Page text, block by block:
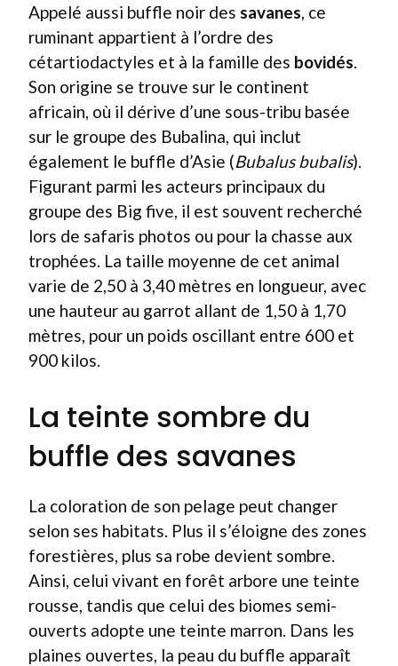
Appelé aussi buffle noir des savanes , ce
ruminant appartient à l’ordre des
cétartiodactyles et à la famille des bovidés
Son origine se trouve sur le continent
africain, où il dérive d’une sous-tribu basée
sur le groupe des Bubalina, qui inclut
également le buffle d’Asie (Bubalus bubalis).
Figurant parmi les acteurs principaux du
groupe des Big five, il est souvent recherché
lors de safaris photos ou pour la chasse aux
trophées. La taille moyenne de cet animal
varie de 2,50 à 3,40 mètres en longueur, avec
une hauteur au garrot allant de 1,50 à 1,70
mètres, pour un poids oscillant entre 600 et
900 kilos.
La teinte sombre du
buffle des savanes
La coloration de son pelage peut changer
selon ses habitats. Plus il s’éloigne des zones
forestières, plus sa robe devient sombre.
Ainsi, celui vivant en forêt arbore une teinte
rousse, tandis que celui des biomes semi-
ouverts adopte une teinte marron. Dans les
plaines ouvertes, la peau du buffle apparaît